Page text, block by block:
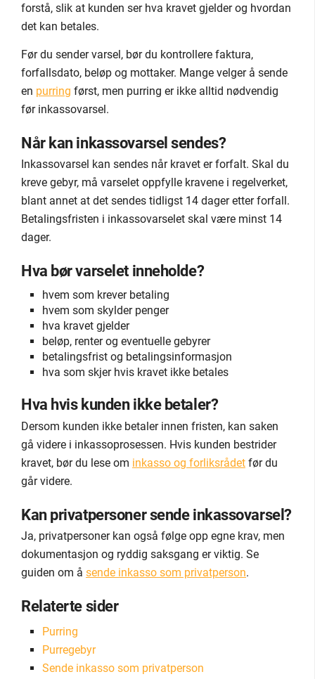
forstå, slik at kunden ser hva kravet gjelder og hvordan
det kan betales.
Før du sender varsel, bør du kontrollere faktura,
forfallsdato, beløp og mottaker. Mange velger å sende
en purring først, men purring er ikke alltid nødvendig
før inkassovarsel.
Når kan inkassovarsel sendes?
Inkassovarsel kan sendes når kravet er forfalt. Skal du
kreve gebyr, må varselet oppfylle kravene i regelverket,
blant annet at det sendes tidligst 14 dager etter forfall.
Betalingsfristen i inkassovarselet skal være minst 14
dager.
Hva bør varselet inneholde?
hvem som krever betaling
hvem som skylder penger
hva kravet gjelder
beløp, renter og eventuelle gebyrer
betalingsfrist og betalingsinformasjon
hva som skjer hvis kravet ikke betales
Hva hvis kunden ikke betaler?
Dersom kunden ikke betaler innen fristen, kan saken
gå videre i inkassoprosessen. Hvis kunden bestrider
kravet, bør du lese om inkasso og forliksrådet før du
går videre.
Kan privatpersoner sende inkassovarsel?
Ja, privatpersoner kan også følge opp egne krav, men
dokumentasjon og ryddig saksgang er viktig. Se
guiden om å sende inkasso som privatperson.
Relaterte sider
Purring
Purregebyr
Sende inkasso som privatperson